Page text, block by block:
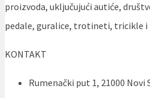
proizvoda, uključujući autiće,
pedale, guralice, trotineti, tricikle i
KONTAKT
Rumenački put 1, 21000 Novi